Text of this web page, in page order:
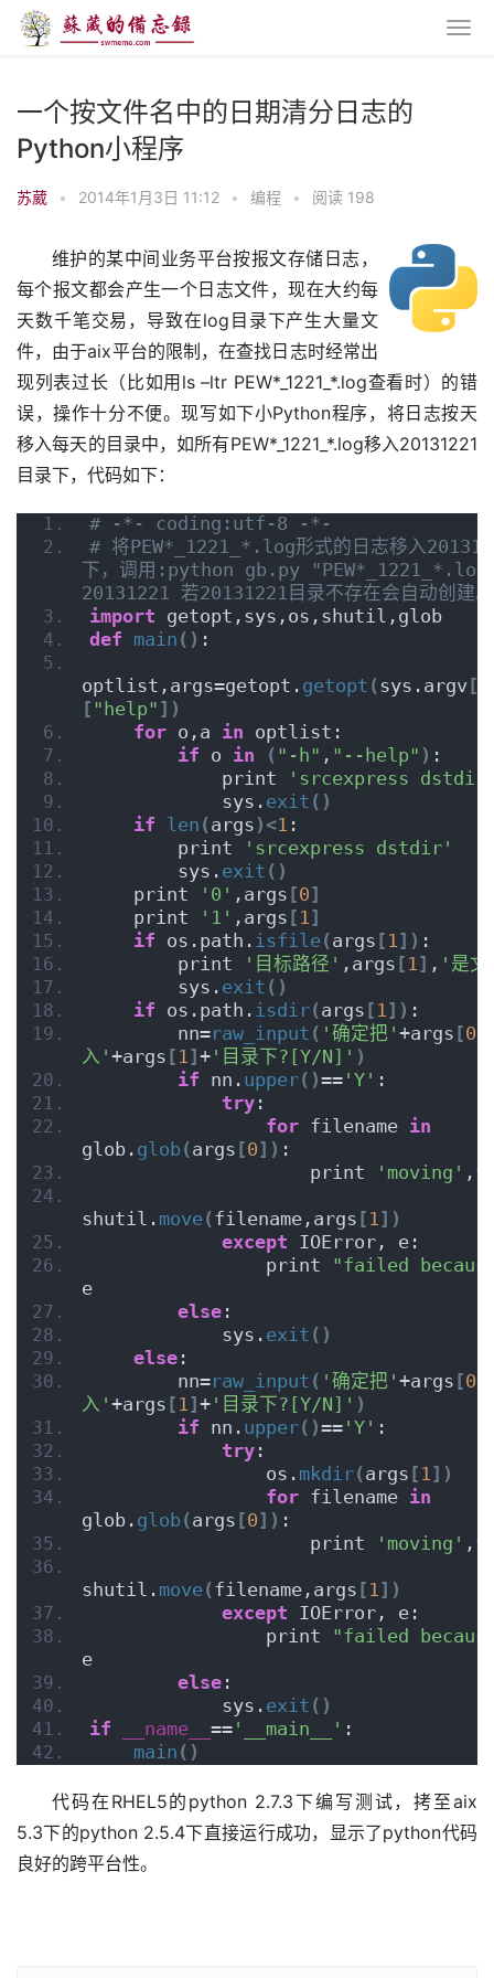
一个按文件名中的日期清分日志的
Python小程序
苏葳 • 2014年1月3日 11:12 • 编程 • 阅读 198
维护的某中间业务平台按报文存储日志，
每个报文都会产生一个日志文件，现在大约每
天数千笔交易，导致在log目录下产生大量文
件，由于aix平台的限制，在查找日志时经常出
现列表过长（比如用ls –ltr PEW*_1221_*.log查看时）的错
误，操作十分不便。现写如下小Python程序，将日志按天
移入每天的目录中，如所有PEW*_1221_*.log移入20131221
目录下，代码如下：
# -*- coding:utf-8 -*-
# 将PEW*_1221_*.log形式的日志移入
下，调用:python gb.py
20131221 若20131221目录不存在会自动创建。
import getopt,sys,os,shutil,glob
def main () :
optlist,args=getopt. getopt (sys.argv [
[ "help" ])
for o,a in optlist:
if o in ( "-h" , "--help" ) :
            print
'srcexpress
            sys.
exit ()
if len (args )<1 :
        print
'srcexpress dstdir'
        sys.
exit ()
    print
'0' ,args [0]
    print
'1' ,args [ 1]
if os.path. isfile(args [ 1]) :
        print
'目标路径' ,args [ 1] , '是
        sys.
exit ()
if os.path. isdir(args [ 1]) :
        nn=
raw_input ( '确定把' +args [0
入' +args [ 1] + '目录下?[Y/N]' )
if nn. upper()== 'Y' :
try :
for filename in
glob. glob(args [0]) :
                    print
'moving'
shutil. move(filename,args [ 1])
except IOError, e:
                print
"failed
e
else :
            sys.
exit ()
else :
        nn=
raw_input ( '确定把' +args [0
入' +args [ 1] + '目录下?[Y/N]' )
if nn. upper()== 'Y' :
try :
                os.
mkdir(args [ 1])
for filename in
glob. glob(args [0]) :
                    print
'moving'
shutil. move(filename,args [ 1])
except IOError, e:
                print
"failed
e
else :
            sys.
exit ()
if
__name__ == '__main__' :
main ()
代码在RHEL5的python 2.7.3下编写测试，拷至aix
5.3下的python 2.5.4下直接运行成功，显示了python代码
良好的跨平台性。